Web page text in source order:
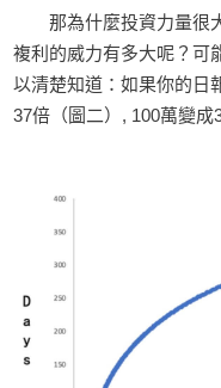
那為什麼投資力量很大
複利的威力有多大呢？可
以清楚知道：如果你的日
37倍（圖二）, 100萬變成